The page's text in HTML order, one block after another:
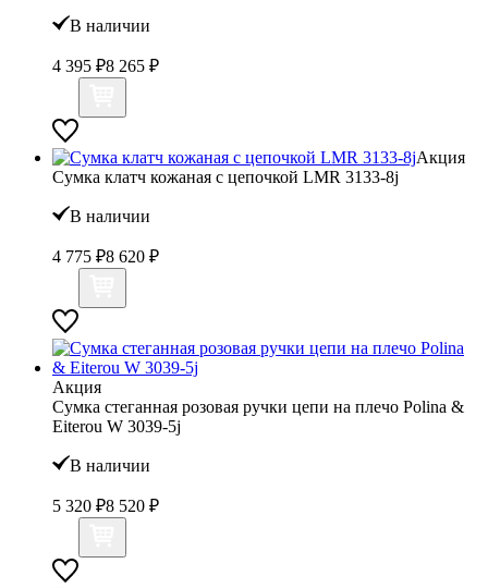
В наличии
4 395 ₽8 265 ₽
Акция
Сумка клатч кожаная с цепочкой LMR 3133-8j
В наличии
4 775 ₽8 620 ₽
Акция
Сумка стеганная розовая ручки цепи на плечо Polina &
Eiterou W 3039-5j
В наличии
5 320 ₽8 520 ₽